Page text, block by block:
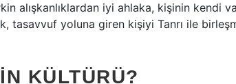
alışkanlıklardan iyi ahlaka, kişinin kendi
tasavvuf yoluna giren kişiyi Tanrı ile
KÜLTÜRÜ?